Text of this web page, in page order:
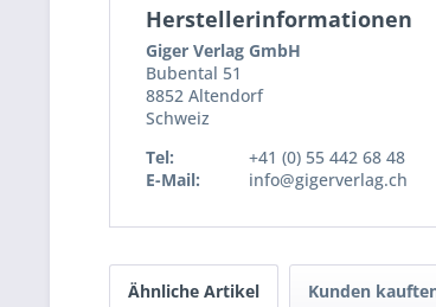
Herstellerinformationen
Giger Verlag GmbH
Bubental 51
8852 Altendorf
Schweiz
Tel:
+41 (0) 55 442 68 48
E-Mail:
info@gigerverlag.ch
Ähnliche Artikel Kunden